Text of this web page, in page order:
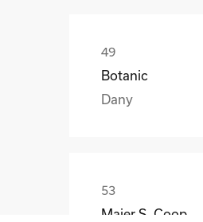
Botanic
Dany
Maier S. Coop